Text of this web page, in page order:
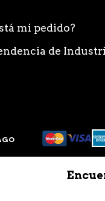
mi pedido?
de